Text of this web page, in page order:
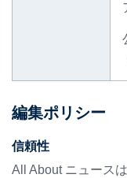
編集ポリシー
信頼性
All About ニュース